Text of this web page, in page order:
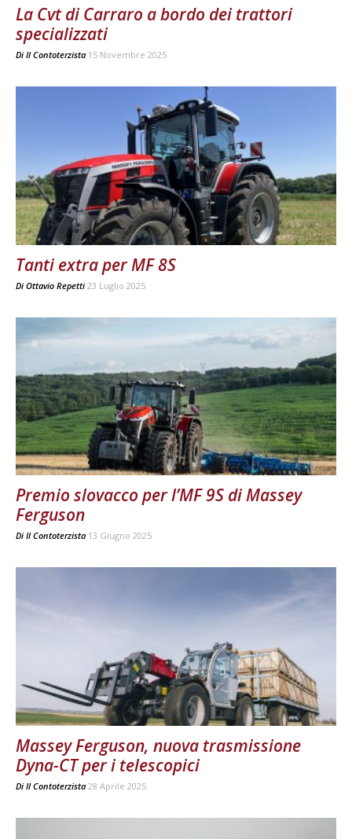
La Cvt di Carraro a bordo dei trattori
specializzati
Di Il Contoterzista 15 Novembre 2025
Tanti extra per MF 8S
Di Ottavio Repetti 23 Luglio 2025
Premio slovacco per l’MF 9S di Massey
Ferguson
Di Il Contoterzista 13 Giugno 2025
Massey Ferguson, nuova trasmissione
Dyna-CT per i telescopici
Di Il Contoterzista 28 Aprile 2025